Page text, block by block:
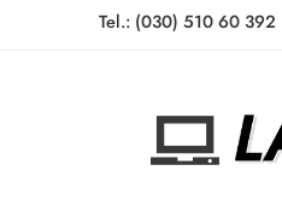
Tel.: (030) 510 60